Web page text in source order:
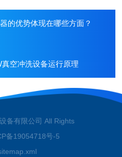
的优势体现在哪些方面？
真空冲洗设备运行原理
备有限公司 All Rights
备19054718号-5